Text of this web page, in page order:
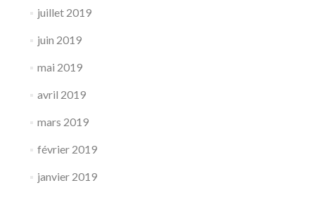
juillet 2019
juin 2019
mai 2019
avril 2019
mars 2019
février 2019
janvier 2019